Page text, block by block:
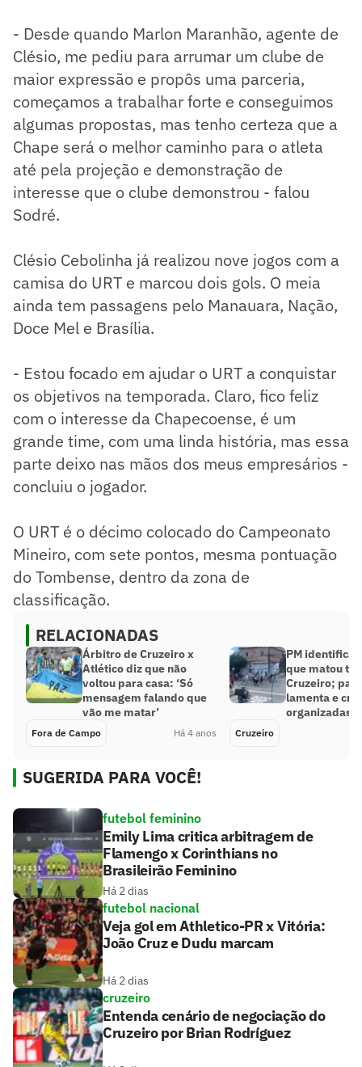
- Desde quando Marlon Maranhão, agente de
Clésio, me pediu para arrumar um clube de
maior expressão e propôs uma parceria,
começamos a trabalhar forte e conseguimos
algumas propostas, mas tenho certeza que a
Chape será o melhor caminho para o atleta
até pela projeção e demonstração de
interesse que o clube demonstrou - falou
Sodré.
Clésio Cebolinha já realizou nove jogos com a
camisa do URT e marcou dois gols. O meia
ainda tem passagens pelo Manauara, Nação,
Doce Mel e Brasília.
- Estou focado em ajudar o URT a conquistar
os objetivos na temporada. Claro, fico feliz
com o interesse da Chapecoense, é um
grande time, com uma linda história, mas essa
parte deixo nas mãos dos meus empresários -
concluiu o jogador.
O URT é o décimo colocado do Campeonato
Mineiro, com sete pontos, mesma pontuação
do Tombense, dentro da zona de
classificação.
RELACIONADAS
Árbitro de Cruzeiro x
Atlético diz que não
voltou para casa: ‘Só
mensagem falando que
vão me matar’
Fora de Campo Há 4 anos
PM identifica
que matou
Cruzeiro; pai
lamenta e
organizadas
Cruzeiro
SUGERIDA PARA VOCÊ!
futebol feminino
Emily Lima critica arbitragem de
Flamengo x Corinthians no
Brasileirão Feminino
Há 2 dias
futebol nacional
Veja gol em Athletico-PR x Vitória:
João Cruz e Dudu marcam
Há 2 dias
cruzeiro
Entenda cenário de negociação do
Cruzeiro por Brian Rodríguez